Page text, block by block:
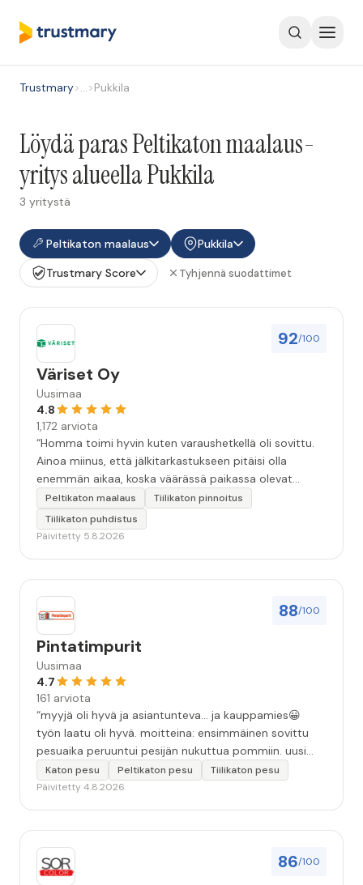
Trustmary>…>Pukkila
Löydä paras Peltikaton maalaus-
yritys alueella Pukkila
3 yritystä
Peltikaton maalaus
Pukkila
Trustmary Score
Tyhjennä suodattimet
92/100
Väriset Oy
Uusimaa
4.8
1,172 arviota
“Homma toimi hyvin kuten varaushetkellä oli sovittu.
Ainoa miinus, että jälkitarkastukseen pitäisi olla
enemmän aikaa, koska väärässä paikassa olevat
maalitipat löytyy myöhemmin ”
Peltikaton maalaus
Tiilikaton pinnoitus
Tiilikaton puhdistus
Päivitetty 5.8.2026
88/100
Pintatimpurit
Uusimaa
4.7
161 arviota
“myyjä oli hyvä ja asiantunteva... ja kauppamies😀
työn laatu oli hyvä. moitteina: ensimmäinen sovittu
pesuaika peruuntui pesijän nukuttua pommiin. uusi
aika piti ja työn jälki oikein hyvää ja osaavaa. toinen
murhe tuli koska olimme matkoilla ja jossain
vuorokautta pihalle...kunnes naapuri uskaltautui
pihallemme ja sulki hanan. Hieman siis tarkkuutta
Katon pesu Peltikaton pesu
Tiilikaton pesu
Päivitetty 4.8.2026
86/100